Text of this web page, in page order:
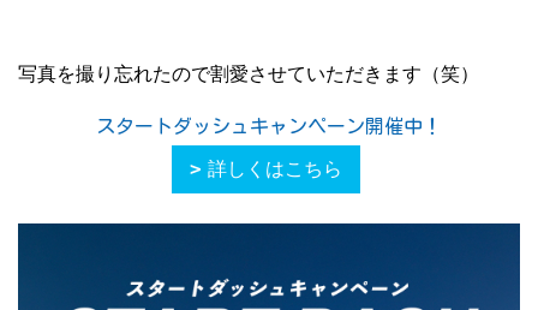
写真を撮り忘れたので割愛させていただきます（笑）
スタートダッシュキャンペーン開催中！
詳しくはこちら